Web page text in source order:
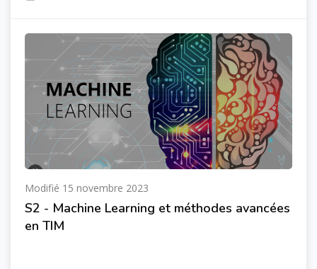
Modifié 15 novembre 2023
S2 - Machine Learning et méthodes avancées
en TIM